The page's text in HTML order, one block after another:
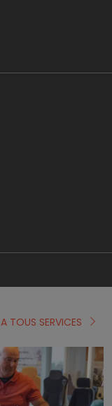
A TOUS SERVICES